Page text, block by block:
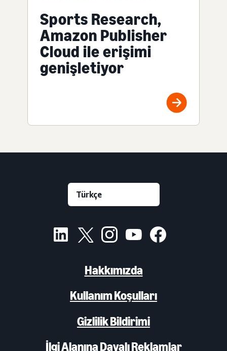
Sports Research,
Amazon Publisher
Cloud ile erişimi
genişletiyor
Hakkımızda
Kullanım Koşulları
Gizlilik Bildirimi
İlgi Alanına Dayalı Reklamlar